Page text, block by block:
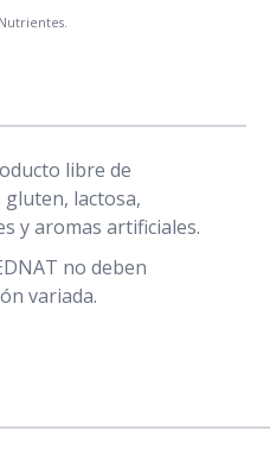
libre de
lactosa,
y aromas artificiales.
no deben
variada.